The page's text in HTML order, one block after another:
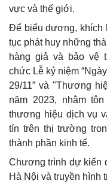
vực và thế giới.
Để biểu dương, khích
tục phát huy những
hàng giả và bảo vệ
chức Lễ kỷ niệm
29/11” và "Thương
năm 2023, nhằm
thương hiệu dịch vụ
tín trên thị trường
thành phần kinh tế.
Chương trình dự kiến
Hà Nội và truyền hình